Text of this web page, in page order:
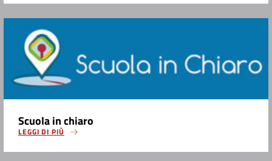
Scuola in chiaro
LEGGI DI PIÙ